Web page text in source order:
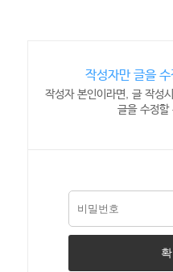
작성자만 글을
작성자 본인이라면, 글 작성
글을 수정할